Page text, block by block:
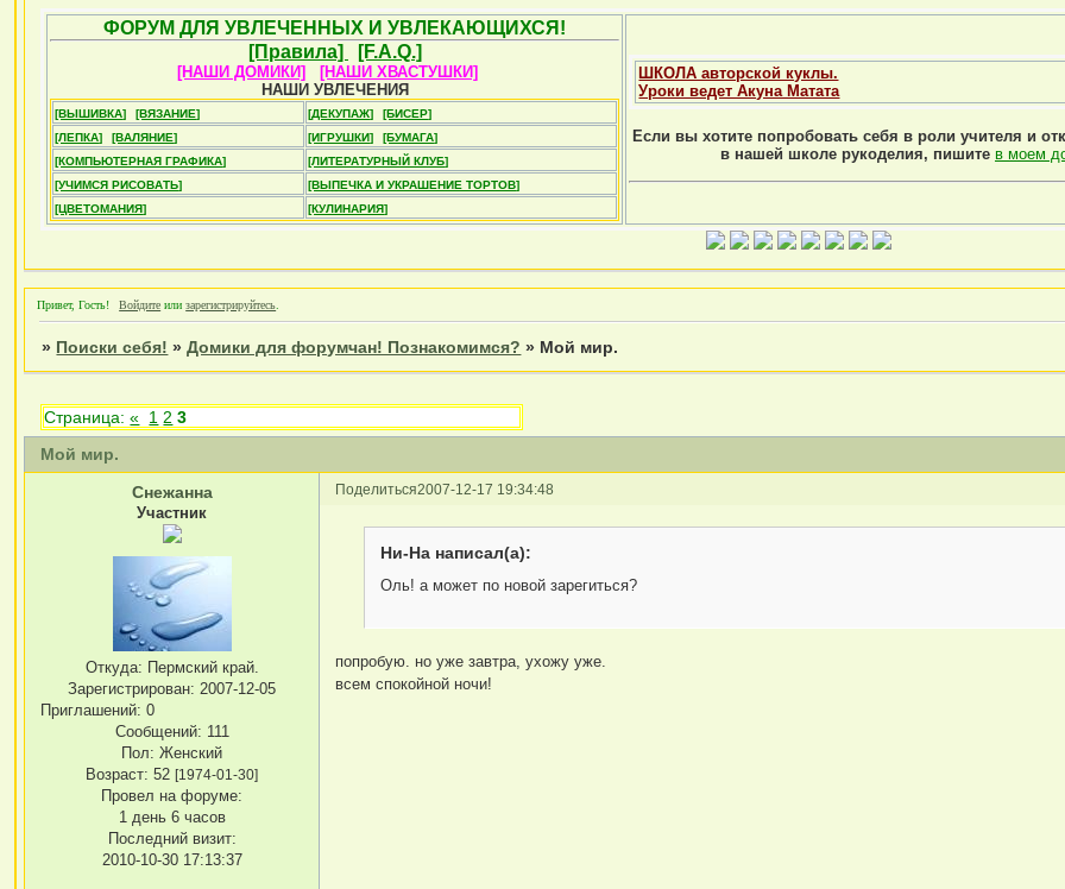
ФОРУМ ДЛЯ УВЛЕЧЕННЫХ И УВЛЕКАЮЩИХСЯ!
[Правила]
[F.A.Q.]
[НАШИ ДОМИКИ]
[НАШИ ХВАСТУШКИ]
НАШИ УВЛЕЧЕНИЯ
[ВЫШИВКА] [ВЯЗАНИЕ] [ДЕКУПАЖ]
[БИСЕР]
[ЛЕПКА]
[ВАЛЯНИЕ] [ИГРУШКИ]
[БУМАГА]
[КОМПЬЮТЕРНАЯ ГРАФИКА]
[ЛИТЕРАТУРНЫЙ КЛУБ]
[УЧИМСЯ РИСОВАТЬ]
[ВЫПЕЧКА И УКРАШЕНИЕ ТОРТОВ]
[ЦВЕТОМАНИЯ]
[КУЛИНАРИЯ]
ШКОЛА авторской куклы.
Уроки ведет Акуна Матата
Если вы хотите попробовать себя в роли учителя и
в нашей школе рукоделия, пишите в моем
Привет, Гость! Войдите илизарегистрируйтесь
» Поиски себя! »Домики для форумчан! Познакомимся? » Мой мир.
Мой мир.
Страница:« 1 2 3
Поделиться2007-12-17 19:34:48
Снежанна
Участник
Откуда: Пермский край.
Зарегистрирован: 2007-12-05
Приглашений: 0
Сообщений: 111
Пол: Женский
Возраст: 52[1974-01-30]
Провел на форуме:
1 день 6 часов
Последний визит:
2010-10-30 17:13:37
Ни-На написал(а):
Оль! а может по новой зарегиться?
попробую. но уже завтра, ухожу уже.
всем спокойной ночи!